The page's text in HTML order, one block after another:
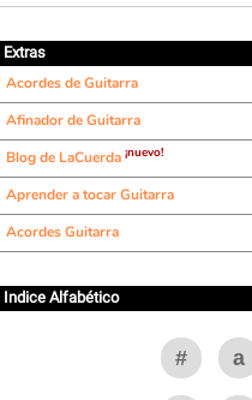
Extras
Acordes de Guitarra
Afinador de Guitarra
Blog de LaCuerda ¡nuevo!
Aprender a tocar Guitarra
Acordes Guitarra
Indice Alfabético
# a